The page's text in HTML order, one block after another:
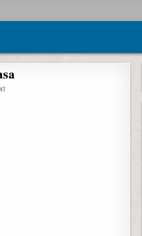
ON INTERIOR-RESTORAN-HANAMASA